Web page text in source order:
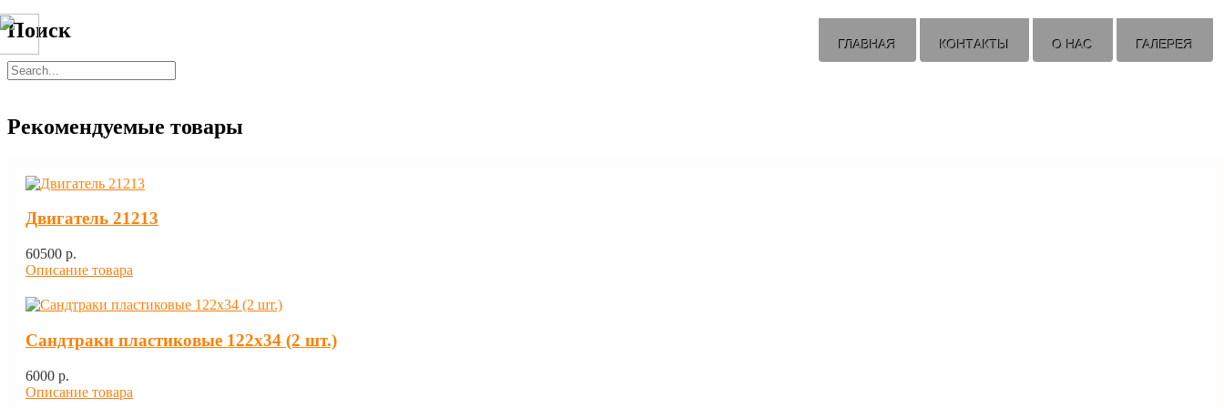
ГЛАВНАЯ КОНТАКТЫ О НАС ГАЛЕРЕЯ
Поиск
Рекомендуемые товары
Двигатель 21213
60500 p.
Описание товара
Сандтраки пластиковые 122х34 (2 шт.)
6000 p.
Описание товара